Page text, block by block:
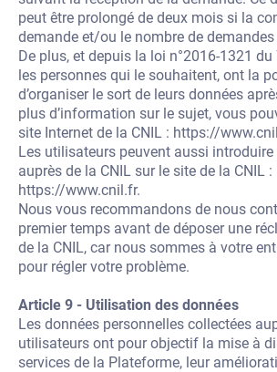
peut être prolongé de deux mois si la
demande et/ou le nombre de
De plus, et depuis la loi n°2016-1321
les personnes qui le souhaitent, ont la
d’organiser le sort de leurs données
plus d’information sur le sujet, vous
site Internet de la CNIL : https://
Les utilisateurs peuvent aussi
auprès de la CNIL sur le site de la CNIL :
https://www.cnil.fr.
Nous vous recommandons de nous
premier temps avant de déposer une
de la CNIL, car nous sommes à votre
pour régler votre problème.
Article 9 - Utilisation des données
Les données personnelles collectées
utilisateurs ont pour objectif la mise à
services de la Plateforme, leur